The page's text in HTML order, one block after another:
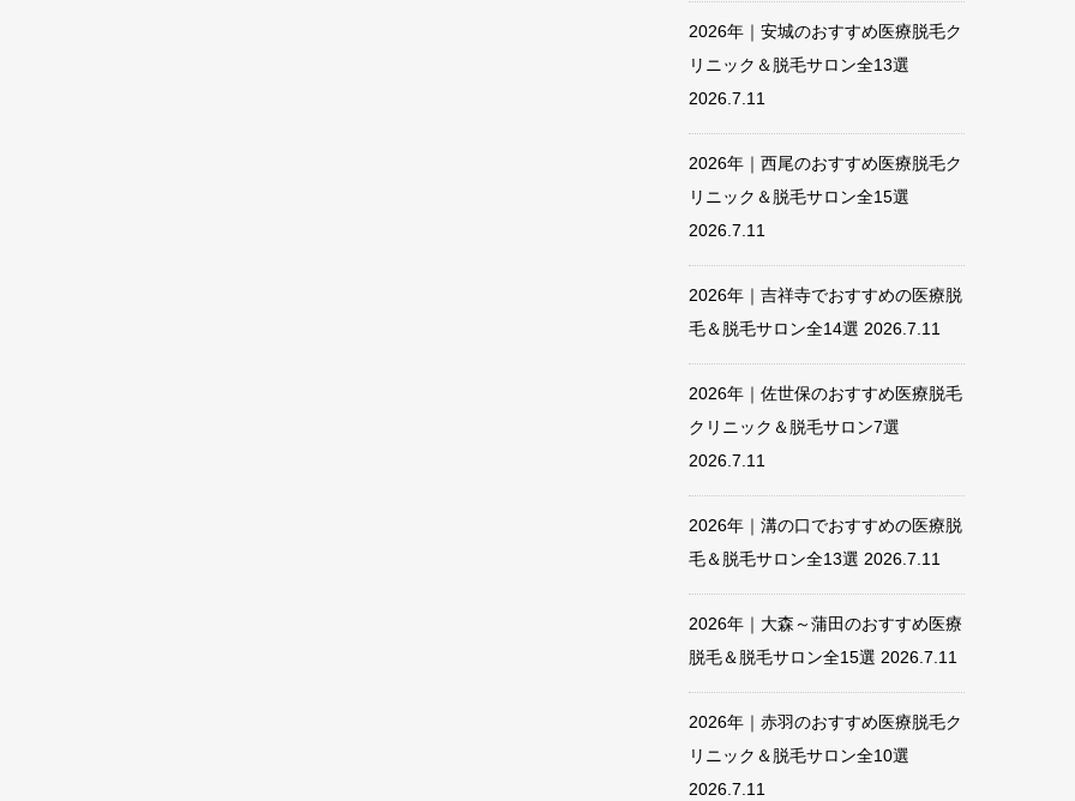
2026年｜安城のおすすめ医療脱毛ク
リニック＆脱毛サロン全13選
2026.7.11
2026年｜西尾のおすすめ医療脱毛ク
リニック＆脱毛サロン全15選
2026.7.11
2026年｜吉祥寺でおすすめの医療脱
毛＆脱毛サロン全14選 2026.7.11
2026年｜佐世保のおすすめ医療脱毛
クリニック＆脱毛サロン7選
2026.7.11
2026年｜溝の口でおすすめの医療脱
毛＆脱毛サロン全13選 2026.7.11
2026年｜大森～蒲田のおすすめ医療
脱毛＆脱毛サロン全15選 2026.7.11
2026年｜赤羽のおすすめ医療脱毛ク
リニック＆脱毛サロン全10選
2026.7.11